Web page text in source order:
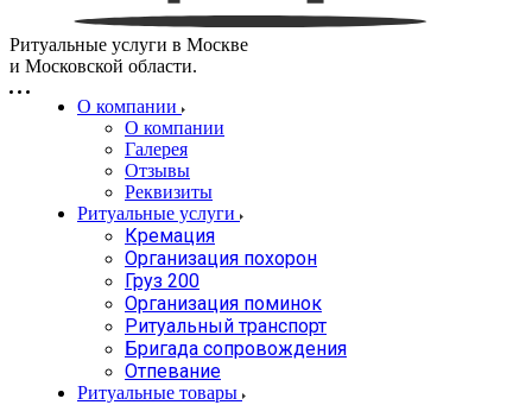
Ритуальные услуги в Москве
и Московской области.
О компании
О компании
Галерея
Отзывы
Реквизиты
Ритуальные услуги
Кремация
Организация похорон
Груз 200
Организация поминок
Ритуальный транспорт
Бригада сопровождения
Отпевание
Ритуальные товары